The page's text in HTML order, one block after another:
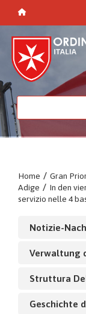
Home / Gran
Adige / In den
servizio nelle 4
Notizie-
Verwaltung
Struttura
Geschichte